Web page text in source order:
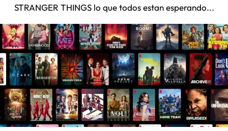
STRANGER THINGS lo que todos estan esperando...